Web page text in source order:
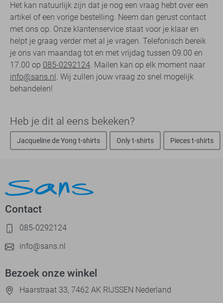
Het kan natuurlijk zijn dat je nog een vraag hebt over een
artikel of een vorige bestelling. Neem dan gerust contact
met ons op. Onze klantenservice staat voor je klaar en
helpt je graag verder met al je vragen. Telefonisch bereik
je ons van maandag tot en met vrijdag tussen 09.00 en
17.00 op 085-0292124. Mailen kan op elk moment naar
info@sans.nl. Wij zullen jouw vraag zo snel mogelijk
behandelen!
Heb je dit al eens bekeken?
Jacqueline de Yong t-shirts Only t-shirts Pieces t-shirts
Contact
085-0292124
info@sans.nl
Bezoek onze winkel
Haarstraat 33, 7462 AK RIJSSEN Nederland